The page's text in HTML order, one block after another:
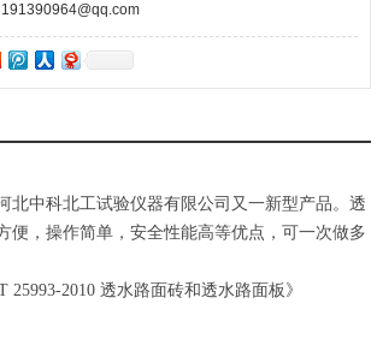
北中科北工试验仪器有限公司又一新型产品。 透
便，操作简单，安全性能高等优点，可一次做多
2010 透水路面砖和透水路面板》